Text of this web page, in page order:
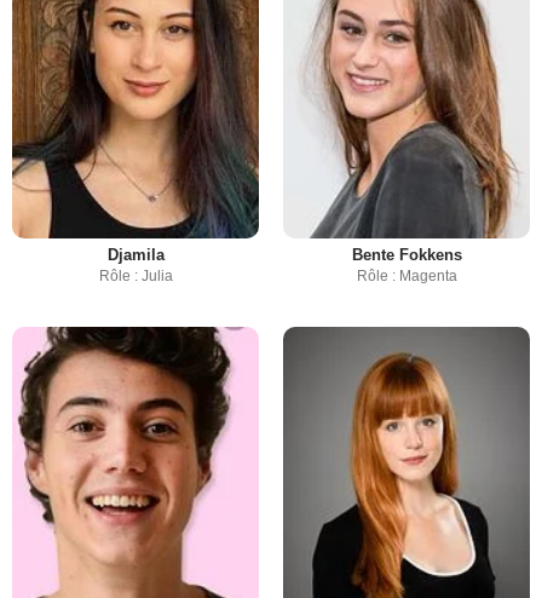
Djamila
Rôle : Julia
Bente Fokkens
Rôle : Magenta